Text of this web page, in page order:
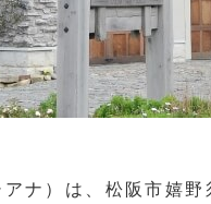
）は、松阪市嬉